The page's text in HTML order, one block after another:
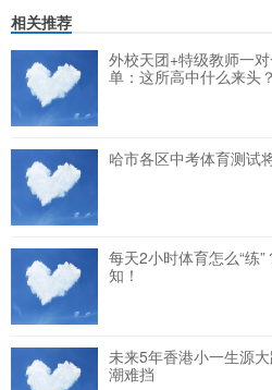
相关推荐
外校天团+特级教师一
单：这所高中什么来头？
哈市各区中考体育测试
每天2小时体育怎么“练
知！
未来5年香港小一生源
潮难挡